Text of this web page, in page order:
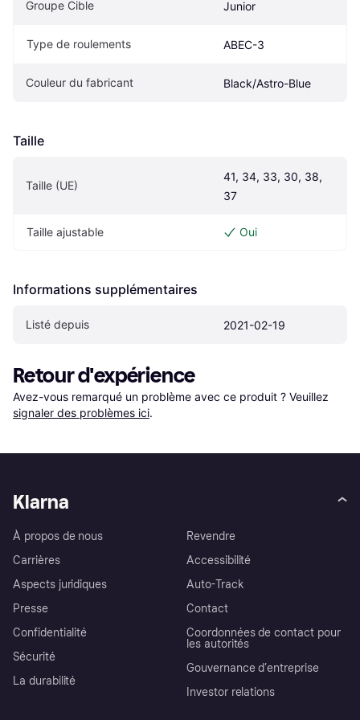
Groupe Cible Junior
Type de roulements ABEC-3
Couleur du fabricant Black/Astro-Blue
Taille
Taille (UE)
41, 34, 33, 30, 38,
37
Taille ajustable Oui
Informations supplémentaires
Listé depuis 2021-02-19
Retour d'expérience
Avez-vous remarqué un problème avec ce produit ? Veuillez
signaler des problèmes ici.
Klarna
À propos de nous
Carrières
Aspects juridiques
Presse
Confidentialité
Sécurité
La durabilité
Revendre
Accessibilité
Auto-Track
Contact
Coordonnées de contact pour
les autorités
Gouvernance d’entreprise
Investor relations